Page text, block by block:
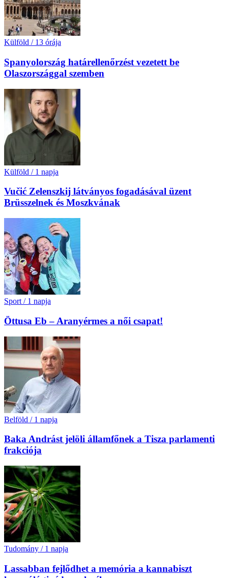
Külföld / 13 órája
Spanyolország határellenőrzést vezetett be
Olaszországgal szemben
Külföld / 1 napja
Vučić Zelenszkij látványos fogadásával üzent
Brüsszelnek és Moszkvának
Sport / 1 napja
Öttusa Eb – Aranyérmes a női csapat!
Belföld / 1 napja
Baka Andrást jelöli államfőnek a Tisza parlamenti
frakciója
Tudomány / 1 napja
Lassabban fejlődhet a memória a kannabiszt